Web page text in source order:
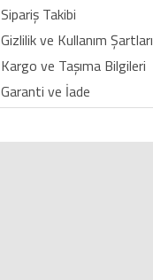
Sipariş Takibi
Gizlilik ve Kullanım Şartları
Kargo ve Taşıma Bilgileri
Garanti ve İade